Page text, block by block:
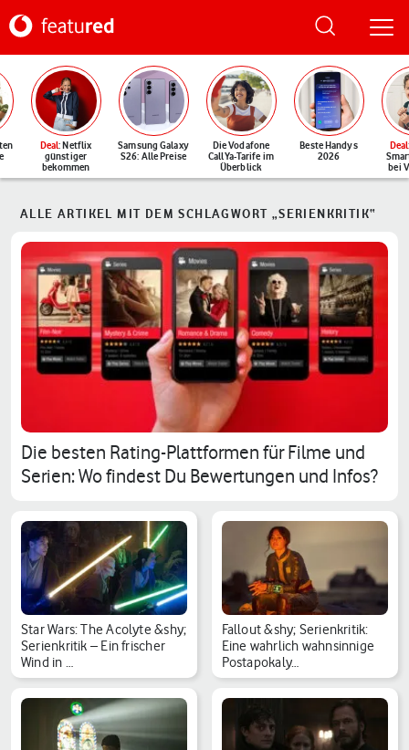
Deal: Netflix
günstiger
bekommen
Samsung Galaxy
S26: Alle Preise
Die Vodafone
CallYa-Tarife im
Überblick
Beste Handys
2026
Deal
bei
ALLE ARTIKEL MIT DEM SCHLAGWORT „SERIENKRITIK“
Die besten Rating-Plattformen für Filme und
Serien: Wo findest Du Bewertungen und Infos?
Star Wars: The Acolyte &shy;
Serienkritik – Ein frischer
Wind in …
Fallout &shy; Serienkritik:
Eine wahrlich wahnsinnige
Postapokaly…